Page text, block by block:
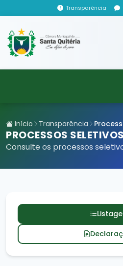
Transparência
Início Transparência
PROCESSOS SELETIVOS
Consulte os processos